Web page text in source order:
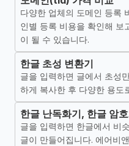
다양한 업체의 도메인 등록
인별 등록 비용을 확인해 보
이 될 수 있습니다.
한글 초성 변환기
글을 입력하면 글에서 초성
하게 복사한 후 다양한 용도
한글 난독화기, 한글 암
글을 입력하면 한글에서 비
글이 만들어집니다. 에어비